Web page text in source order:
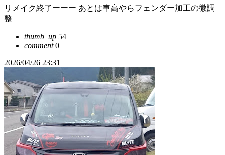
リメイク終了ーーー あとは車高やらフェンダー加工の微調
整
thumb_up 54
comment0
2026/04/26 23:31